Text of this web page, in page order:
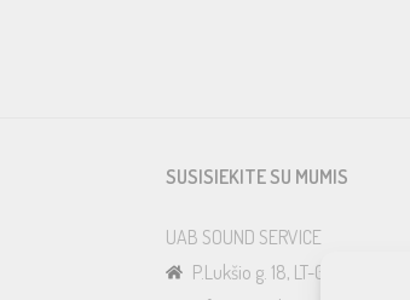
SUSISIEKITE SU MUMIS
UAB SOUND SERVICE
P.Lukšio g. 18, LT-08222, Vilnius